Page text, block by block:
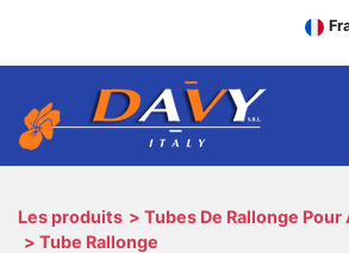
Les produits
Tubes De Rallonge
Tube Rallonge